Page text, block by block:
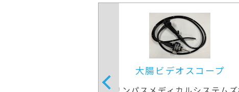
下部消化管用拡大スコープ